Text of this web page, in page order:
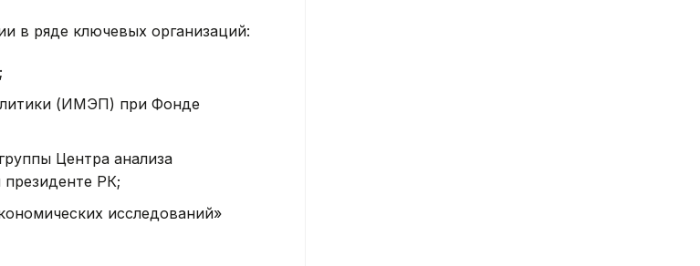
в ряде ключевых организаций:
(ИМЭП) при Фонде
Центра анализа
РК;
исследований»